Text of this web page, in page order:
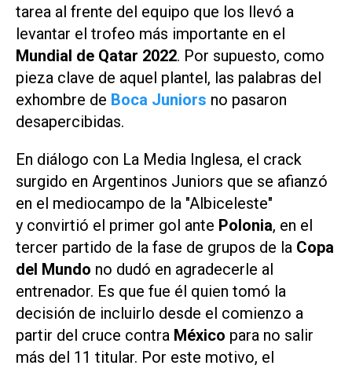
tarea al frente del equipo que los llevó a
levantar el trofeo más importante en el
Mundial de Qatar 2022. Por supuesto, como
pieza clave de aquel plantel, las palabras del
exhombre de Boca Juniors no pasaron
desapercibidas.
En diálogo con La Media Inglesa, el crack
surgido en Argentinos Juniors que se afianzó
en el mediocampo de la "Albiceleste"
y convirtió el primer gol ante Polonia, en el
tercer partido de la fase de grupos de la Copa
del Mundo no dudó en agradecerle al
entrenador. Es que fue él quien tomó la
decisión de incluirlo desde el comienzo a
partir del cruce contra México para no salir
más del 11 titular. Por este motivo, el